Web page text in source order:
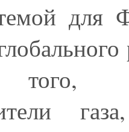
для
того,